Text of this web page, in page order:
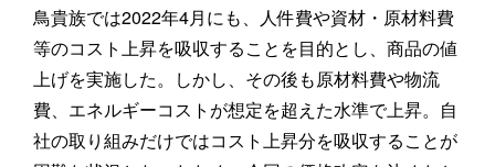
鳥貴族では2022年4月にも、人件費や資材・原材料費
等のコスト上昇を吸収することを目的とし、商品の値
上げを実施した。しかし、その後も原材料費や物流
費、エネルギーコストが想定を超えた水準で上昇。自
社の取り組みだけではコスト上昇分を吸収することが